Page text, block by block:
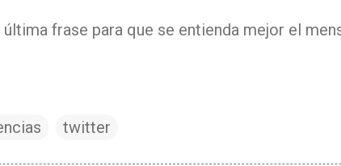
última frase para que se entienda mejor el
twitter